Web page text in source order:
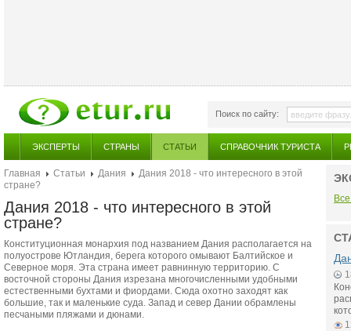
Поиск по сайту:
ЭКСПЕРТЫ СТРАНЫ СТАТЬИ СПРАВОЧНИК ТУРИСТА
Главная Статьи Дания
Дания 2018 - что интересного в этой
стране?
Дания 2018 - что интересного в этой
стране?
Конституционная монархия под названием Дания располагается на
полуострове Ютландия, берега которого омывают Балтийское и
Северное моря. Эта страна имеет равнинную территорию. С
восточной стороны Дания изрезана многочисленными удобными
естественными бухтами и фиордами. Сюда охотно заходят как
большие, так и маленькие суда. Запад и север Дании обрамлены
песчаными пляжами и дюнами.